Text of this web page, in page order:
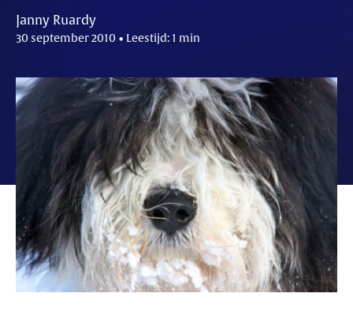
Janny Ruardy
30 september 2010 • Leestijd: 1 min